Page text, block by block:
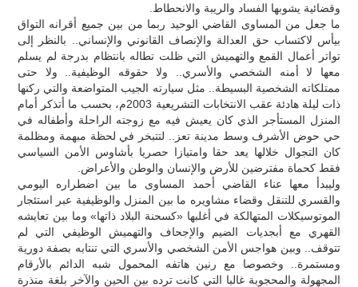
وقضائية يشوبها الفساد والريبة والانحطاط.
ما جعل من المساوى القاضي الوحيد ربما من بين جميع أقرانه التواق
بيأس لاكتساب حق العدالة والإنصاف القانوني والإنساني.. بالنظر إلى
تواتر أعمال القمع والتهميش التي ظلت تطاله بانتظام بدرجة لم يسلم
معها لا أمنه الشخصي والأسري.. ولا حقوقه الوظيفية.. ولا حتى
ممتلكاته الشخصية البسيطة.. مثل سيارته الجيب المتواضعة والتي ركنها
ذات ليلة هادئة عقب الانتخابات التشريعية 2003م، بحسب ما أتذكر أمام
المنزل المستأجر الذي كان يعيش فيه مع زوجته الراحلة وأطفاله في
حي حوض الأشرف وسط مدينة تعز.. لتتبخر في لحظة مبهمة ومظلمة
كان التجوال خلالها يعد حقا وامتيازا حصريا بأشاوس الأمن السياسي
فقط كحماة مفترضين للأرض والإنسان والوطن والأعراض.
وليبدأ معها عناء القاضي أحمد المساوى ما بين اضطراره اليومي
والقسري للتنقل وقضاء مشاويره ما بين المنزل والوظيفية عبر استئجار
الموتوسيكلات المتهالكة في أغلبها «كسحنة البلاد ذاتها» وما بين تعايشه
القهري مع أبجديات الضيم والإجحاف والتهميش الوظيفي التي لم
تتوقف.. وبين هواجس الأمن الشخصي والأسري التي تنتابه بصفة دورية
ومستمرة.. وخصوصا مع رنين هاتفه المحمول شبه الدائم بالأرقام
المجهولة والمحجوبة غالبا التي كانت ترده بين الحين والآخر بلغة منذرة